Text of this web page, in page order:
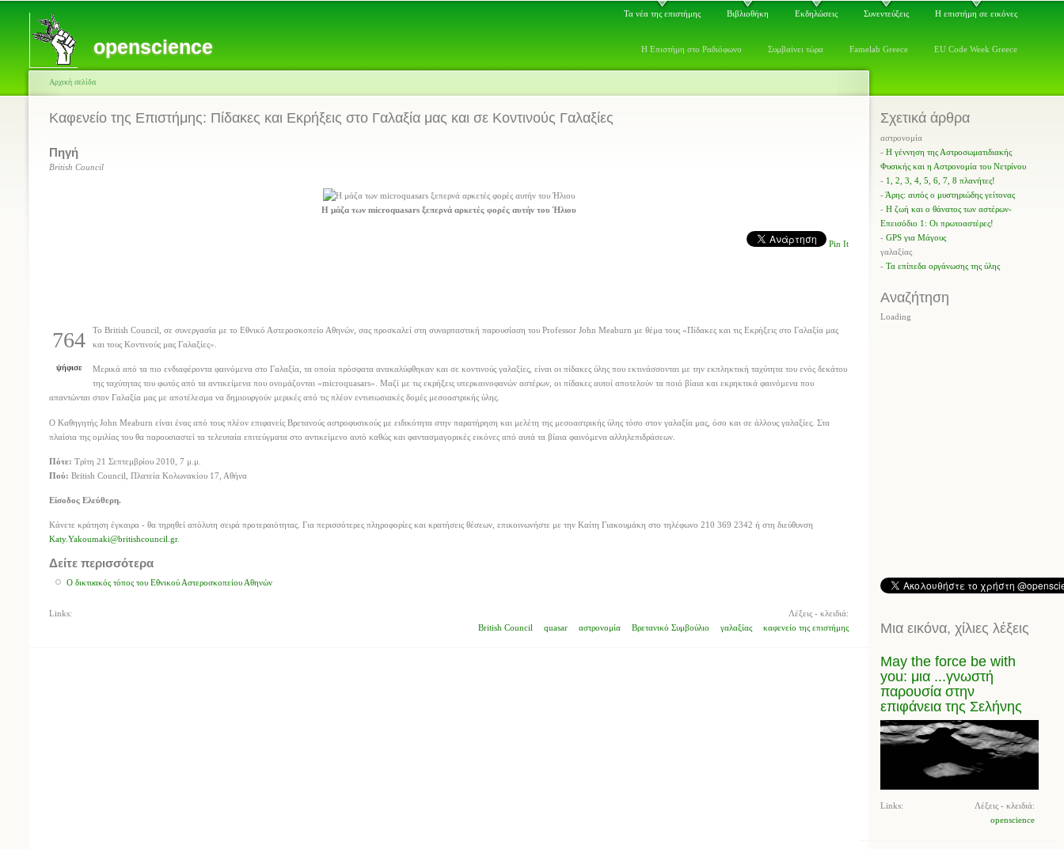
openscience
Τα νέα της επιστήμης Βιβλιοθήκη Εκδηλώσεις Συνεντεύξεις Η επιστήμη σε εικόνες
Η Επιστήμη στο Ραδιόφωνο Συμβαίνει τώρα Famelab Greece EU Code Week Greece
Αρχική σελίδα
Kαφενείο της Eπιστήμης: Πίδακες και Εκρήξεις στο Γαλαξία μας και σε Κοντινούς Γαλαξίες
Πηγή
British Council
Η μάζα των microquasars ξεπερνά αρκετές φορές αυτήν του Ήλιου
Pin It
764
ψήφισε
Το British Council, σε συνεργασία με το Εθνικό Αστεροσκοπείο Αθηνών, σας προσκαλεί στη συναρπαστική παρουσίαση του Professor John Meaburn με θέμα τους «Πίδακες και τις Εκρήξεις στο Γαλαξία μας
και τους Κοντινούς μας Γαλαξίες».
Μερικά από τα πιο ενδιαφέροντα φαινόμενα στο Γαλαξία, τα οποία πρόσφατα ανακαλύφθηκαν και σε κοντινούς γαλαξίες, είναι οι πίδακες ύλης που εκτινάσσονται με την εκπληκτική ταχύτητα του ενός δεκάτου
της ταχύτητας του φωτός από τα αντικείμενα που ονομάζονται «microquasars». Μαζί με τις εκρήξεις υπερκαινοφανών αστέρων, οι πίδακες αυτοί αποτελούν τα ποιό βίαια και εκρηκτικά φαινόμενα που
απαντώνται στον Γαλαξία μας με αποτέλεσμα να δημιουργούν μερικές από τις πλέον εντυπωσιακές δομές μεσοαστρικής ύλης.
Ο Καθηγητής John Meaburn είναι ένας από τους πλέον επιφανείς Βρετανούς αστροφυσικούς με ειδικότητα στην παρατήρηση και μελέτη της μεσοαστρικής ύλης τόσο στον γαλαξία μας, όσο και σε άλλους γαλαξίες. Στα
πλαίσια της ομιλίας του θα παρουσιαστεί τα τελευταία επιτεύγματα στο αντικείμενο αυτό καθώς και φαντασμαγορικές εικόνες από αυτά τα βίαια φαινόμενα αλληλεπιδράσεων.
Πότε: Τρίτη 21 Σεπτεμβρίου 2010, 7 μ.μ.
Πού: British Council, Πλατεία Κολωνακίου 17, Αθήνα
Είσοδος Ελεύθερη.
Κάνετε κράτηση έγκαιρα - θα τηρηθεί απόλυτη σειρά προτεραιότητας. Για περισσότερες πληροφορίες και κρατήσεις θέσεων, επικοινωνήστε με την Καίτη Γιακουμάκη στο τηλέφωνο 210 369 2342 ή στη διεύθυνση
Katy.Yakoumaki@britishcouncil.gr.
Δείτε περισσότερα
Ο δικτυακός τόπος του Εθνικού Αστεροσκοπείου Αθηνών
Λέξεις - κλειδιά:
British Council
quasar αστρονομία Βρετανικό Συμβούλιο γαλαξίας καφενείο της επιστήμης
Links:
Σχετικά άρθρα
αστρονομία
- Η γέννηση της Αστροσωματιδιακής
Φυσικής και η Αστρονομία του Νετρίνου
- 1, 2, 3, 4, 5, 6, 7, 8 πλανήτες!
-Άρης: αυτός ο μυστηριώδης γείτονας
- Η ζωή και ο θάνατος των αστέρων-
Επεισόδιο 1: Οι πρωτοαστέρες!
- GPS για Μάγους
γαλαξίας
- Τα επίπεδα οργάνωσης της ύλης
Αναζήτηση
Loading
Μια εικόνα, χίλιες λέξεις
May the force be with
you: μια ...γνωστή
παρουσία στην
επιφάνεια της Σελήνης
Λέξεις - κλειδιά:
openscience
Links: